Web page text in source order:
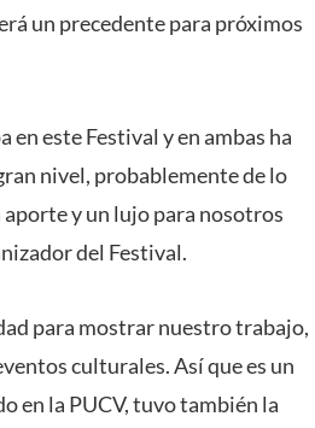
un precedente para próximos
en este Festival y en ambas ha
nivel, probablemente de lo
aporte y un lujo para nosotros
del Festival.
para mostrar nuestro trabajo,
culturales. Así que es un
en la PUCV, tuvo también la